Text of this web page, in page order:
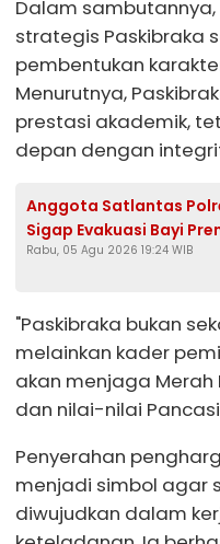
Dalam
strategis Paskibraka
pembentukan
Menurutnya,
prestasi akademik,
depan dengan
Anggota Satlantas
Sigap Evakuasi Bayi
Ambulans Pecah Ban
Rabu, 05 Agu 2026 19:24 WIB
"Paskibraka bukan
melainkan kader
akan menjaga
dan nilai-nilai
Penyerahan
menjadi simbol agar
diwujudkan dalam